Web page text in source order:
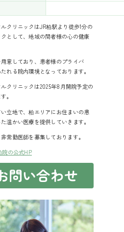
クリニックはJR柏駅より徒歩1分の
として、地域の間者様の心の健康
意しており、患者様のプライバ
れる院内環境となっております。
クリニックは2025年8月開院予定の
。
立地で、柏エリアにお住まいの患
温かい医療を提供していきます。
常勤医師を募集しております。
院の公式HP
問い合わせ